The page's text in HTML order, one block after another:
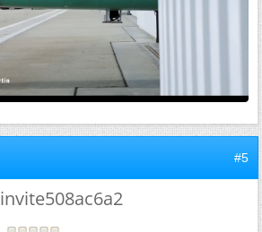
#5
invite508ac6a2